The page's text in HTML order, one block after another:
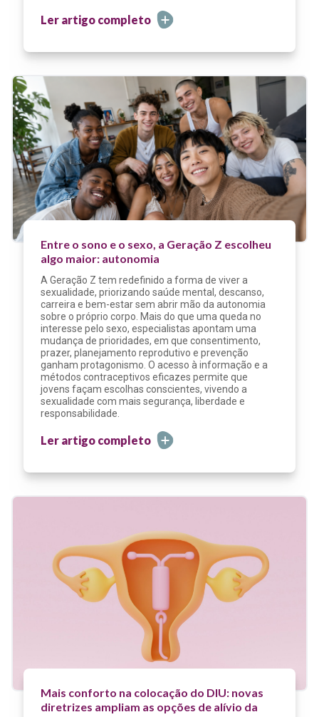
Ler artigo completo
Entre o sono e o sexo, a Geração Z escolheu
algo maior: autonomia
A Geração Z tem redefinido a forma de viver a
sexualidade, priorizando saúde mental, descanso,
carreira e bem-estar sem abrir mão da autonomia
sobre o próprio corpo. Mais do que uma queda no
interesse pelo sexo, especialistas apontam uma
mudança de prioridades, em que consentimento,
prazer, planejamento reprodutivo e prevenção
ganham protagonismo. O acesso à informação e a
métodos contraceptivos eficazes permite que
jovens façam escolhas conscientes, vivendo a
sexualidade com mais segurança, liberdade e
responsabilidade.
Ler artigo completo
Mais conforto na colocação do DIU: novas
diretrizes ampliam as opções de alívio da